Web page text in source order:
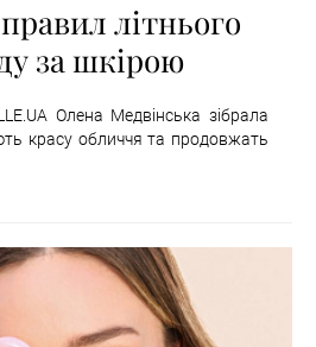
літнього
за шкірою
Олена Медвінська зібрала
красу обличчя та продовжать